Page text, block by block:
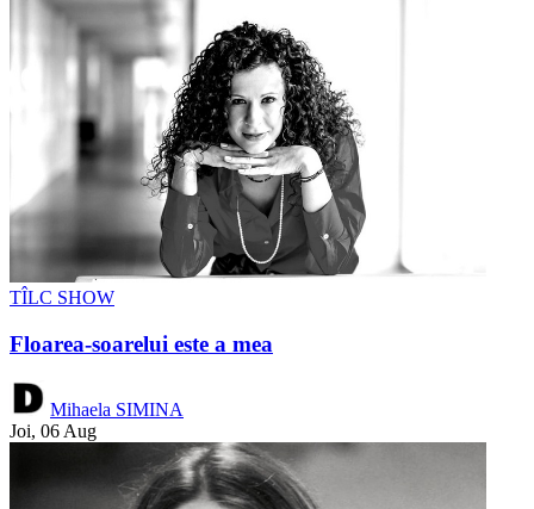
TÎLC SHOW
Floarea-soarelui este a mea
Mihaela SIMINA
Joi, 06 Aug